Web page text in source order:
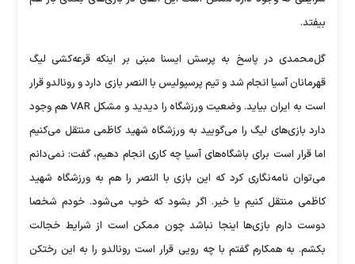
بیفتد.
گل‌محمدی در پاسخ به پرسش ایسنا مبنی بر اینکه قرعه‌کشی لیگ
قهرمانان آسیا انجام شد و تیم پرسپولیس با النصر بازی دارد و رونالدو قرار
است به ایران بیاید. وضعیت ورزشگاه را دیدید و مشکل VAR هم وجود
دارد بازی‌های لیگ را می‌گویید به ورزشگاه شهید کاظمی منتقل می‌کنیم
اما قرار است برای باشگاه‌های آسیا چه کاری انجام دهیم، گفت: نمی‌دانم
می‌توان نامه‌نگاری کرد که این بازی با النصر را هم به ورزشگاه شهید
کاظمی منتقل کنیم یا خیر. اگر بشود که خوب می‌شود. خودم شخصا
دوست دارم بازی‌ها اینجا نباشد چون ممکن است از شرایط خجالت
بکشم. به همکارم گفتم با چه رویی قرار است رونالدو را به این رختکن